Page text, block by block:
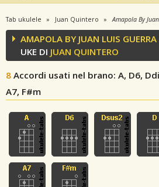
Tab ukulele Juan Quintero Amapola By
AMAPOLA BY JUAN LUIS GUERRA
UKE DI JUAN QUINTERO
8 Accordi usati nel brano: A, D6,
A7, F#m